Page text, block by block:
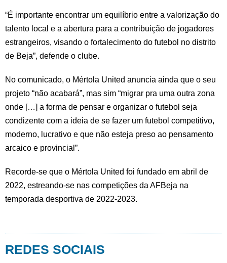
“É importante encontrar um equilíbrio entre a valorização do
talento local e a abertura para a contribuição de jogadores
estrangeiros, visando o fortalecimento do futebol no distrito
de Beja”, defende o clube.
No comunicado, o Mértola United anuncia ainda que o seu
projeto “não acabará”, mas sim “migrar pra uma outra zona
onde […] a forma de pensar e organizar o futebol seja
condizente com a ideia de se fazer um futebol competitivo,
moderno, lucrativo e que não esteja preso ao pensamento
arcaico e provincial”.
Recorde-se que o Mértola United foi fundado em abril de
2022, estreando-se nas competições da AFBeja na
temporada desportiva de 2022-2023.
REDES SOCIAIS